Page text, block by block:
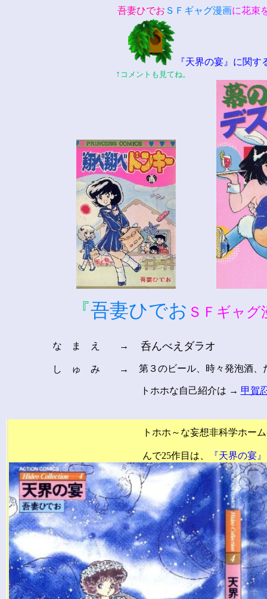
吾妻ひでお ＳＦギャグ漫画に花束
『天界の宴』に関
↑ コメントも見てね。
『吾妻ひでお ＳＦギャグ
な ま え →
し ゅ み →
呑んべえダラオ
第３のビール、時々発泡酒
トホホな自己紹介は → 甲賀
トホホ～な妄想非科学ホームページ で
んで25作目は、 『天界の宴